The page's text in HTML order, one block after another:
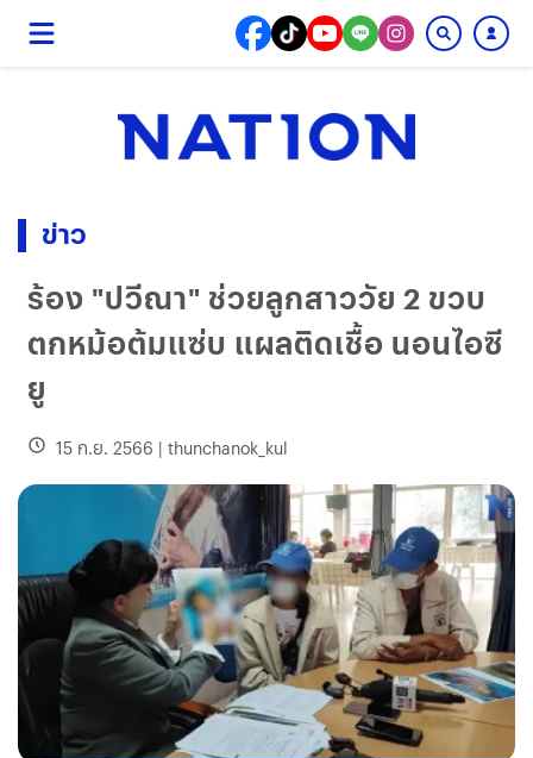
ข่าว
ร้อง "ปวีณา" ช่วยลูกสาววัย 2 ขวบ
ตกหม้อต้มแซ่บ แผลติดเชื้อ นอนไอซี
ยู
15 ก.ย. 2566 | thunchanok_kul